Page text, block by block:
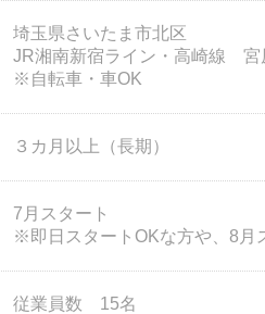
埼玉県さいたま市北区
JR湘南新宿ライン・高崎線 宮
※自転車・車OK
３カ月以上（長期）
7月スタート
※即日スタートOKな方や、8
従業員数 15名